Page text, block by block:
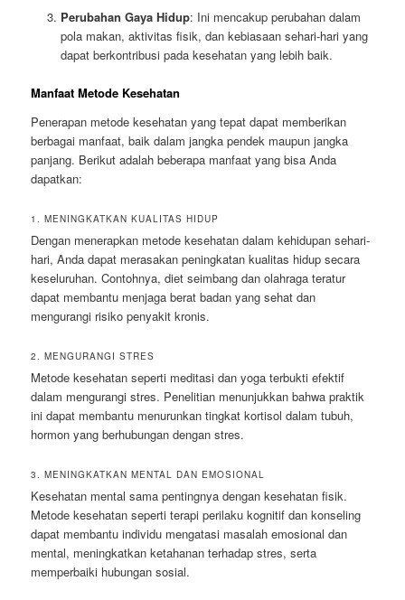
Perubahan Gaya Hidup: Ini mencakup perubahan dalam
pola makan, aktivitas fisik, dan kebiasaan sehari-hari yang
dapat berkontribusi pada kesehatan yang lebih baik.
Manfaat Metode Kesehatan
Penerapan metode kesehatan yang tepat dapat memberikan
berbagai manfaat, baik dalam jangka pendek maupun jangka
panjang. Berikut adalah beberapa manfaat yang bisa Anda
dapatkan:
1. MENINGKATKAN KUALITAS HIDUP
Dengan menerapkan metode kesehatan dalam kehidupan sehari-
hari, Anda dapat merasakan peningkatan kualitas hidup secara
keseluruhan. Contohnya, diet seimbang dan olahraga teratur
dapat membantu menjaga berat badan yang sehat dan
mengurangi risiko penyakit kronis.
2. MENGURANGI STRES
Metode kesehatan seperti meditasi dan yoga terbukti efektif
dalam mengurangi stres. Penelitian menunjukkan bahwa praktik
ini dapat membantu menurunkan tingkat kortisol dalam tubuh,
hormon yang berhubungan dengan stres.
3. MENINGKATKAN MENTAL DAN EMOSIONAL
Kesehatan mental sama pentingnya dengan kesehatan fisik.
Metode kesehatan seperti terapi perilaku kognitif dan konseling
dapat membantu individu mengatasi masalah emosional dan
mental, meningkatkan ketahanan terhadap stres, serta
memperbaiki hubungan sosial.